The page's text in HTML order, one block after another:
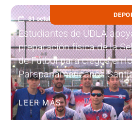
31 octubre, 2023
Estudiantes de UDLA
preparación física de la
de Fútbol para ciegos en
Parapanamericanos
LEER MÁS